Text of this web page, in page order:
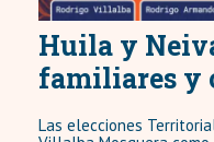
Huila y
familiares y
Las elecciones